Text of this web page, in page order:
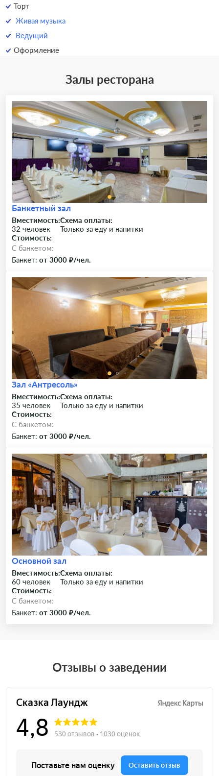
Торт
Живая музыка
Ведущий
Оформление
Залы ресторана
Банкетный зал
Вместимость:
32 человек
Схема оплаты:
Только за еду и напитки
Стоимость:
C банкетом:
Банкет: от 3000 ₽/чел.
Зал «Антресоль»
Вместимость:
35 человек
Схема оплаты:
Только за еду и напитки
Стоимость:
C банкетом:
Банкет: от 3000 ₽/чел.
Основной зал
Вместимость:
60 человек
Схема оплаты:
Только за еду и напитки
Стоимость:
C банкетом:
Банкет: от 3000 ₽/чел.
Отзывы о заведении